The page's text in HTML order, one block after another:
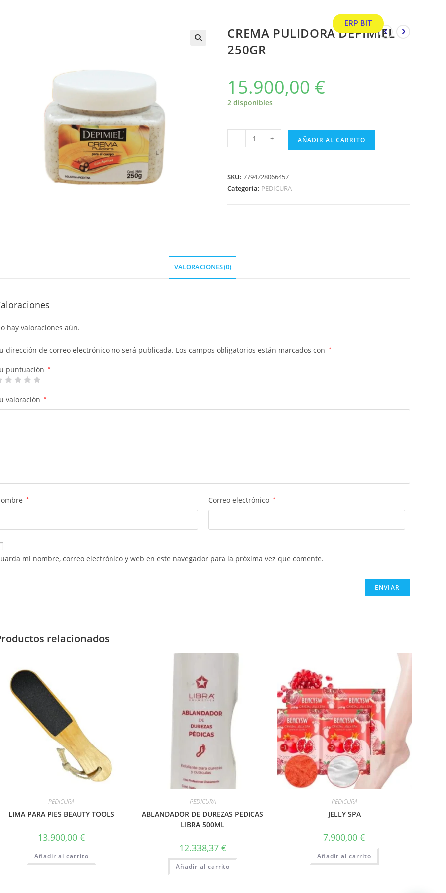
ERP BIT
CREMA PULIDORA DEPIMIEL
250GR
15.900,00 €
2 disponibles
- + AÑADIR AL CARRITO
SKU:7794728066457
Categoría: PEDICURA
VALORACIONES (0)
hay valoraciones aún.
dirección de correo electrónico no será publicada. Los campos obligatorios están marcados con *
puntuación *
valoración *
* Correo electrónico *
mi nombre, correo electrónico y web en este navegador para la próxima vez que comente.
relacionados
PEDICURA
LIMA PARA PIES BEAUTY TOOLS
13.900,00 €
Añadir al carrito
PEDICURA
ABLANDADOR DE DUREZAS PEDICAS
LIBRA 500ML
12.338,37 €
Añadir al carrito
PEDICURA
JELLY SPA
7.900,00€
Añadir al carrito